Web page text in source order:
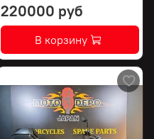
220000 руб
В корзину